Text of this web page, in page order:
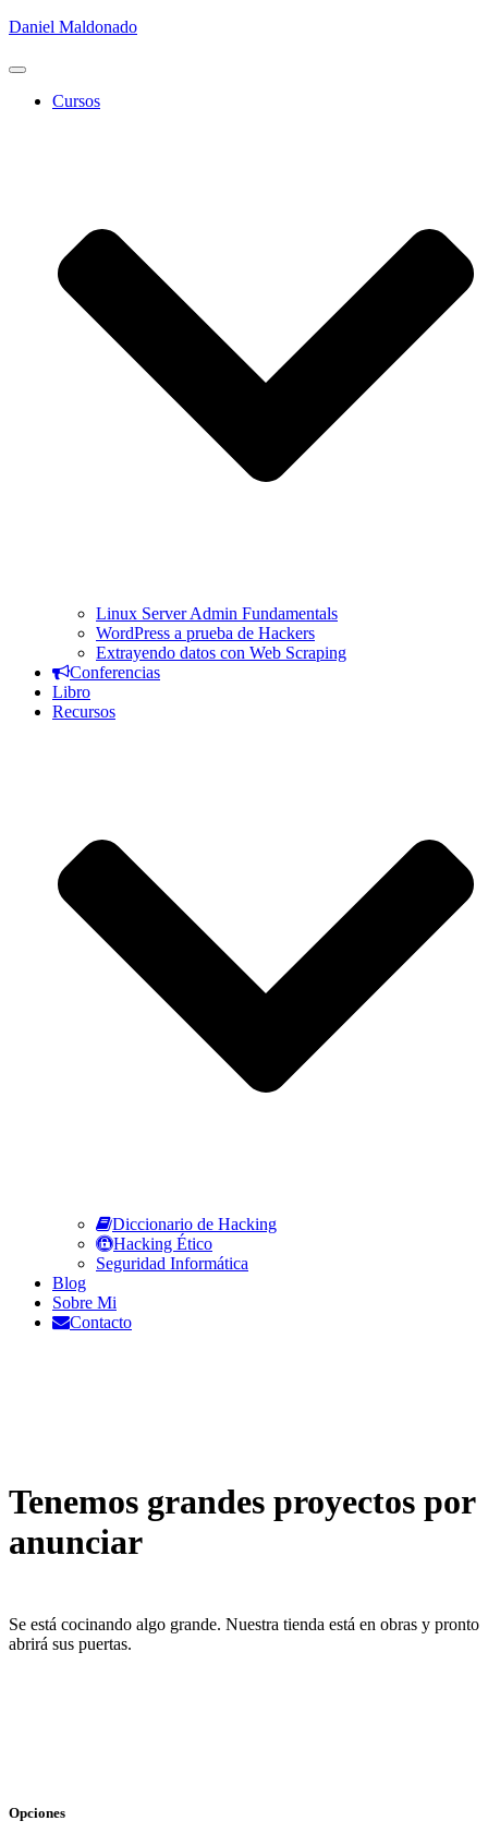
Daniel Maldonado
Cambiar
Cursos
Linux Server Admin Fundamentals
WordPress a prueba de Hackers
Extrayendo datos con Web Scraping
Conferencias
Libro
Recursos
Diccionario de Hacking
Hacking Ético
Seguridad Informática
Blog
Sobre Mi
Contacto
Tenemos grandes proyectos por
anunciar
Se está cocinando algo grande. Nuestra tienda está en obras y pronto
abrirá sus puertas.
Opciones